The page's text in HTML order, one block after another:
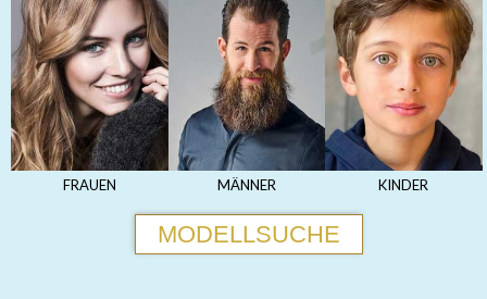
FRAUEN MÄNNER KINDER
MODELLSUCHE